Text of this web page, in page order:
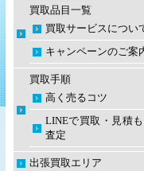
買取品目一覧
買取サービスについ
キャンペーンのご案
買取手順
高く売るコツ
LINEで買取・見積も
査定
出張買取エリア